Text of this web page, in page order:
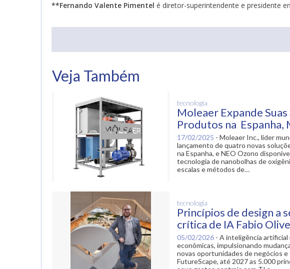
**Fernando Valente Pimentel é diretor-superintendente e presidente
Veja Também
tecnologia
Moleaer Expande
Produtos na Espanha,
17/02/2025 - Moleaer Inc., líder
lançamento de quatro novas
na Espanha, e NEO Ozono
tecnologia de nanobolhas de
escalas e métodos de…
tecnologia
Princípios de design a
crítica de IA Fabio
05/02/2026 - A inteligência artificial
econômicas, impulsionando
novas oportunidades de negócios
FutureScape, até 2027 as 5.000